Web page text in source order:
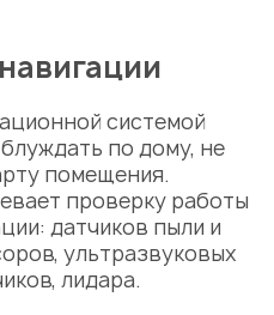
системой
по дому, не
помещения.
проверку работы
датчиков пыли и
ультразвуковых
лидара.